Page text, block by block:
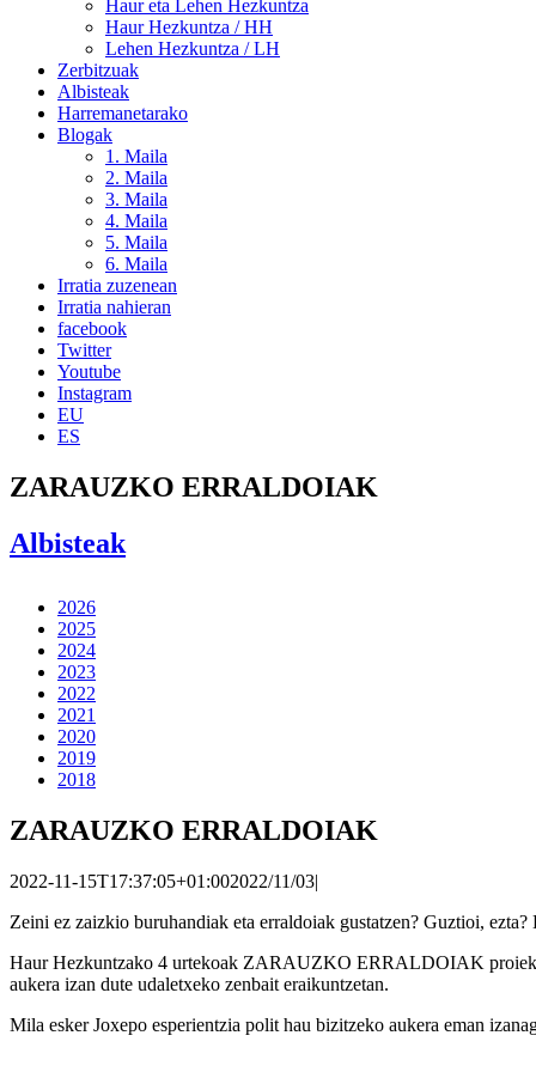
Haur eta Lehen Hezkuntza
Haur Hezkuntza / HH
Lehen Hezkuntza / LH
Zerbitzuak
Albisteak
Harremanetarako
Blogak
1. Maila
2. Maila
3. Maila
4. Maila
5. Maila
6. Maila
Irratia zuzenean
Irratia nahieran
facebook
Twitter
Youtube
Instagram
EU
ES
ZARAUZKO ERRALDOIAK
Albisteak
2026
2025
2024
2023
2022
2021
2020
2019
2018
ZARAUZKO ERRALDOIAK
2022-11-15T17:37:05+01:002022/11/03|
Zeini ez zaizkio buruhandiak eta erraldoiak gustatzen? Guztioi,
Haur Hezkuntzako 4 urtekoak ZARAUZKO ERRALDOIAK
aukera izan dute udaletxeko zenbait eraikuntzetan.
Mila esker Joxepo esperientzia polit hau bizitzeko aukera eman